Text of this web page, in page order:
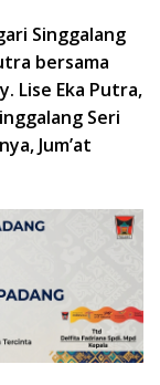
Singgalang
bersama
Lise Eka Putra,
Seri
Jum’at